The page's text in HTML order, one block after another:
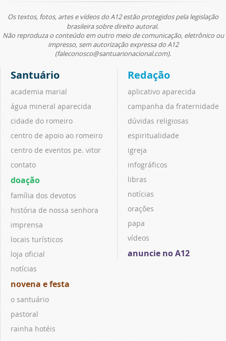
Os textos, fotos, artes e vídeos do A12 estão protegidos pela legislação
brasileira sobre direito autoral.
Não reproduza o conteúdo em outro meio de comunicação, eletrônico ou
impresso, sem autorização expressa do A12
(faleconosco@santuarionacional.com).
Santuário
academia marial
água mineral aparecida
cidade do romeiro
centro de apoio ao romeiro
centro de eventos pe. vitor
contato
doação
família dos devotos
história de nossa senhora
imprensa
locais turísticos
loja oficial
notícias
novena e festa
o santuário
pastoral
rainha hotéis
Redação
aplicativo aparecida
campanha da fraternidade
dúvidas religiosas
espiritualidade
igreja
infográficos
libras
notícias
orações
papa
vídeos
anuncie no A12